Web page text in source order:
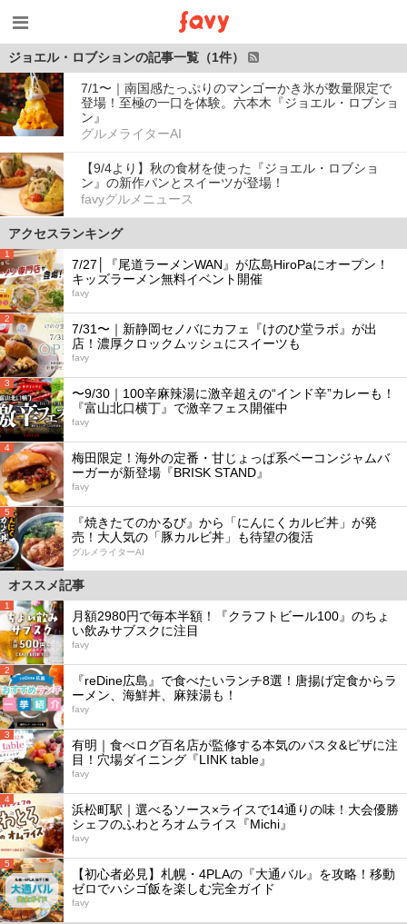
ジョエル・ロブションの記事一覧（1件）
7/1〜｜南国感たっぷりのマンゴーかき氷が数量限定で
登場！至極の一口を体験。六本木『ジョエル・ロブショ
ン』
グルメライターAI
【9/4より】秋の食材を使った『ジョエル・ロブショ
ン』の新作パンとスイーツが登場！
favyグルメニュース
アクセスランキング
1
7/27│『尾道ラーメンWAN』が広島HiroPaにオープン！
キッズラーメン無料イベント開催
favy
2
7/31〜｜新静岡セノバにカフェ『けのひ堂ラボ』が出
店！濃厚クロックムッシュにスイーツも
favy
3
〜9/30｜100辛麻辣湯に激辛超えの“インド辛”カレーも！
『富山北口横丁』で激辛フェス開催中
favy
4
梅田限定！海外の定番・甘じょっぱ系ベーコンジャムバ
ーガーが新登場『BRISK STAND』
favy
5
『焼きたてのかるび』から「にんにくカルビ丼」が発
売！大人気の「豚カルビ丼」も待望の復活
グルメライターAI
オススメ記事
1
月額2980円で毎本半額！『クラフトビール100』のちょ
い飲みサブスクに注目
favy
2
『reDine広島』で食べたいランチ8選！唐揚げ定食からラ
ーメン、海鮮丼、麻辣湯も！
favy
3
有明｜食べログ百名店が監修する本気のパスタ&ピザに注
目！穴場ダイニング『LINK table』
favy
4
浜松町駅｜選べるソース×ライスで14通りの味！大会優勝
シェフのふわとろオムライス『Michi』
favy
5
【初心者必見】札幌・4PLAの『大通バル』を攻略！移動
ゼロでハシゴ飯を楽しむ完全ガイド
favy